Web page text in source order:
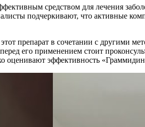
средством для лечения
подчеркивают, что активные
препарат в сочетании с другими
его применением стоит
эффективность